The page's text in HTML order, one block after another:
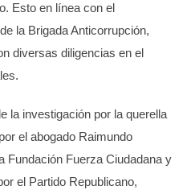
Esto en línea con el
la Brigada Anticorrupción,
diversas diligencias en el
la investigación por la querella
el abogado Raimundo
Fundación Fuerza Ciudadana y
el Partido Republicano,